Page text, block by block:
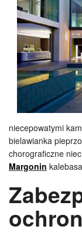
niecepowatymi
bielawianka
chorograficzne
Margonin